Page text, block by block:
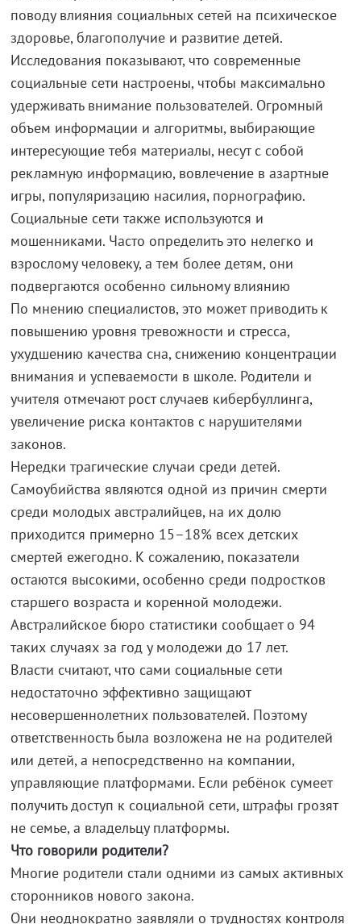
поводу влияния социальных сетей на психическое
здоровье, благополучие и развитие детей.
Исследования показывают, что современные
социальные сети настроены, чтобы максимально
удерживать внимание пользователей. Огромный
объем информации и алгоритмы, выбирающие
интересующие тебя материалы, несут с собой
рекламную информацию, вовлечение в азартные
игры, популяризацию насилия, порнографию.
Социальные сети также используются и
мошенниками. Часто определить это нелегко и
взрослому человеку, а тем более детям, они
подвергаются особенно сильному влиянию
По мнению специалистов, это может приводить к
повышению уровня тревожности и стресса,
ухудшению качества сна, снижению концентрации
внимания и успеваемости в школе. Родители и
учителя отмечают рост случаев кибербуллинга,
увеличение риска контактов с нарушителями
законов.
Нередки трагические случаи среди детей.
Самоубийства являются одной из причин смерти
среди молодых австралийцев, на их долю
приходится примерно 15–18% всех детских
смертей ежегодно. К сожалению, показатели
остаются высокими, особенно среди подростков
старшего возраста и коренной молодежи.
Австралийское бюро статистики сообщает о 94
таких случаях за год у молодежи до 17 лет.
Власти считают, что сами социальные сети
недостаточно эффективно защищают
несовершеннолетних пользователей. Поэтому
ответственность была возложена не на родителей
или детей, а непосредственно на компании,
управляющие платформами. Если ребёнок сумеет
получить доступ к социальной сети, штрафы грозят
не семье, а владельцу платформы.
Что говорили родители?
Многие родители стали одними из самых активных
сторонников нового закона.
Они неоднократно заявляли о трудностях контроля